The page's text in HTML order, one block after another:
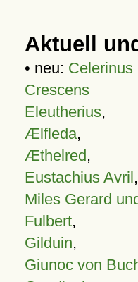
Aktuell
• neu: Celerinus
Crescens
Eleutherius,
Ælfleda,
Æthelred,
Eustachius Avril,
Miles Gerard
Fulbert,
Gilduin,
Giunoc von